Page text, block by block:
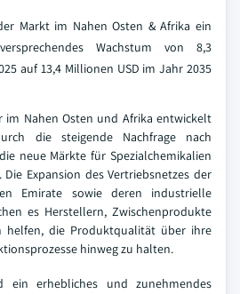
Markt im Nahen Osten & Afrika ein
Wachstum von 8,3
auf 13,4 Millionen USD im Jahr 2035
im Nahen Osten und Afrika entwickelt
die steigende Nachfrage nach
neue Märkte für Spezialchemikalien
Expansion des Vertriebsnetzes der
Emirate sowie deren industrielle
es Herstellern, Zwischenprodukte
helfen, die Produktqualität über ihre
hinweg zu halten.
ein erhebliches und zunehmendes